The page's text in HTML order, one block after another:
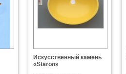
Искусственный камень
«Staron»